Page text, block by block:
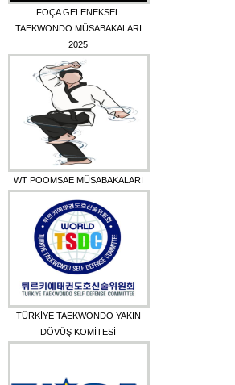
FOÇA GELENEKSEL
TAEKWONDO MÜSABAKALARI
2025
WT POOMSAE MÜSABAKALARI
TÜRKİYE TAEKWONDO YAKIN
DÖVÜŞ KOMİTESİ